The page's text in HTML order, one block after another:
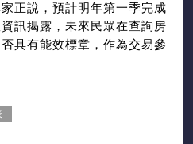
正說，預計明年第一季完成
訊揭露，未來民眾在查詢房
具有能效標章，作為交易參